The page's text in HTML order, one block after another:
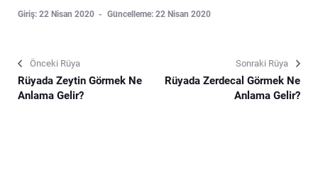
Giriş: 22 Nisan 2020 Güncelleme: 22 Nisan 2020
Önceki Rüya
Rüyada Zeytin Görmek Ne
Anlama Gelir?
Sonraki Rüya
Rüyada Zerdecal Görmek Ne
Anlama Gelir?